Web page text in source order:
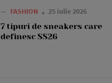
— FASHION 25 iulie 2026
7 tipuri de sneakers care
definesc SS26